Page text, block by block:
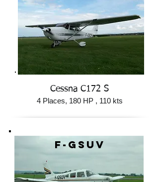
Cessna C172 S
4 Places, 180 HP , 110 kts
F-GSUV